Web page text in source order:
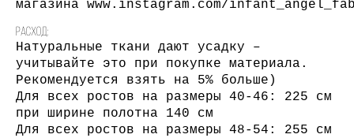
магазина www.instagram.com/
Расход:
Натуральные ткани дают усадку –
учитывайте это при покупке материала.
Рекомендуется взять на 5% больше)
Для всех ростов на размеры 40-46: 225 см
при ширине полотна 140 см
Для всех ростов на размеры 48-54: 255 см